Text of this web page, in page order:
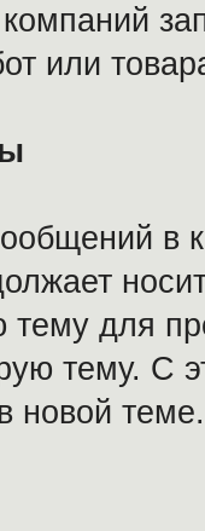
или
в
тему для
тему. С
новой теме.